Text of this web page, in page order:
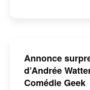
Annonce
d’Andrée
Comédie Geek